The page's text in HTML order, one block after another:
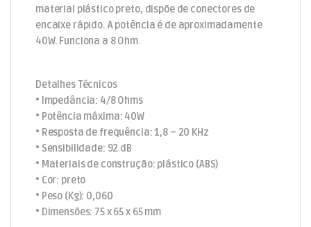
material plástico preto, dispõe de conectores de
encaixe rápido. A potência é de aproximadamente
40W. Funciona a 8 Ohm.
Detalhes Técnicos
• Impedância: 4/8 Ohms
• Potência máxima: 40W
• Resposta de frequência: 1,8 – 20 KHz
• Sensibilidade: 92 dB
• Materiais de construção: plástico (ABS)
• Cor: preto
• Peso (Kg): 0,060
• Dimensões: 75 x 65 x 65 mm